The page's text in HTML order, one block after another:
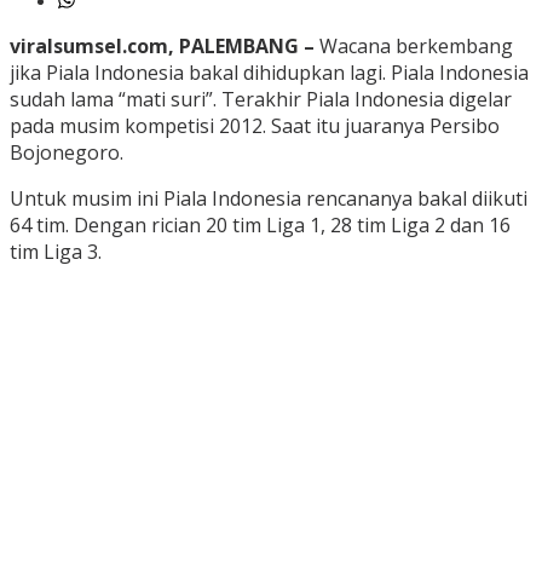
viralsumsel.com, PALEMBANG – Wacana berkembang
jika Piala Indonesia bakal dihidupkan lagi. Piala Indonesia
sudah lama “mati suri”. Terakhir Piala Indonesia digelar
pada musim kompetisi 2012. Saat itu juaranya Persibo
Bojonegoro.
Untuk musim ini Piala Indonesia rencananya bakal diikuti
64 tim. Dengan rician 20 tim Liga 1, 28 tim Liga 2 dan 16
tim Liga 3.